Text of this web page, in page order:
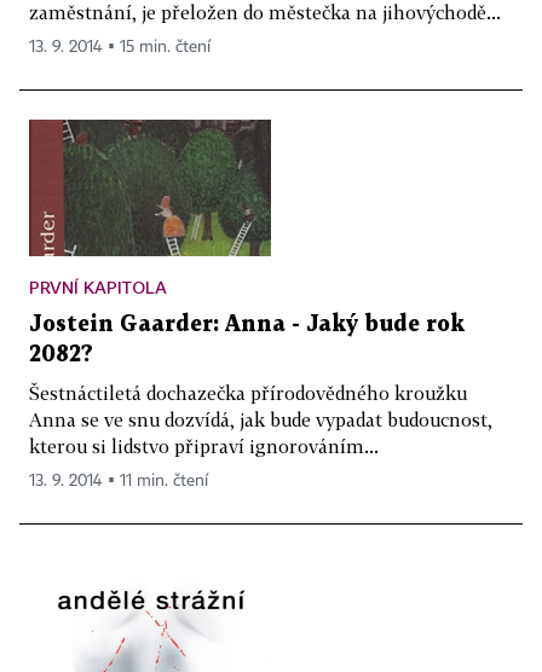
zaměstnání, je přeložen do městečka na jihovýchodě...
13. 9. 2014 ▪ 15 min. čtení
PRVNÍ KAPITOLA
Jostein Gaarder: Anna - Jaký bude rok
2082?
Šestnáctiletá dochazečka přírodovědného kroužku
Anna se ve snu dozvídá, jak bude vypadat budoucnost,
kterou si lidstvo připraví ignorováním...
13. 9. 2014 ▪ 11 min. čtení